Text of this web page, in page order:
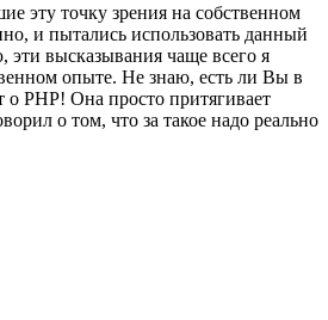
эту точку зрения на собственном
и пытались использовать данный
эти высказывания чаще всего я
опыте. Не знаю, есть ли Вы в
о PHP! Она просто притягивает
о том, что за такое надо реально